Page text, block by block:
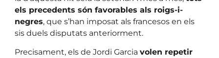
els precedents són favorables als roigs-i-
negres, que s’han imposat als francesos en els
sis duels disputats anteriorment.
Precisament, els de Jordi Garcia volen repetir